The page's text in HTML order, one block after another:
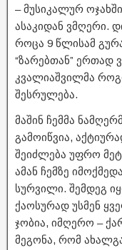
– მუსიკალურ
ასაკიდან ვმღერი.
როცა 9 წლისამ
“ზარებთან” ერთად
კვალიაშვილმა
შესრულება.
მაშინ ჩემმა
გამოიწვია,
შეიძლება უფრო
ამან ჩემზე
სურვილი. შემდეგ
ქაოსურად უსმენ
ჯობია, იმღერო –
მეგონა, რომ